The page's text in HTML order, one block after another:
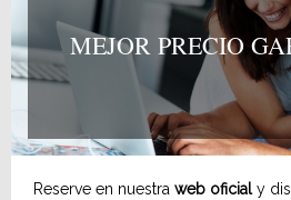
MEJOR PRECIO
Reserve en nuestra web oficialy